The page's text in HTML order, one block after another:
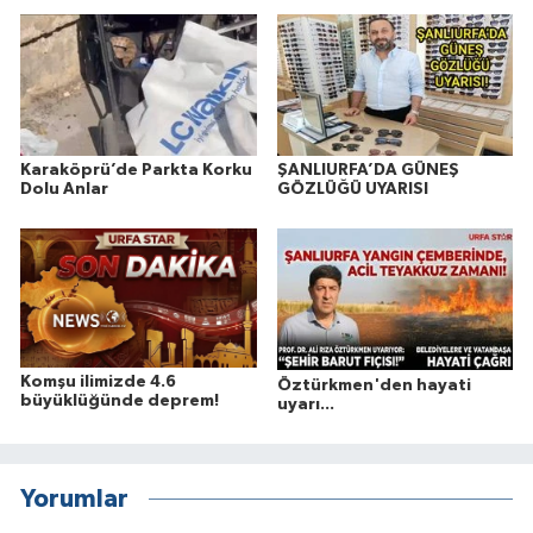
Karaköprü’de Parkta Korku
Dolu Anlar
ŞANLIURFA’DA GÜNEŞ
GÖZLÜĞÜ UYARISI
Komşu ilimizde 4.6
büyüklüğünde deprem!
Öztürkmen'den hayati
uyarı...
Yorumlar